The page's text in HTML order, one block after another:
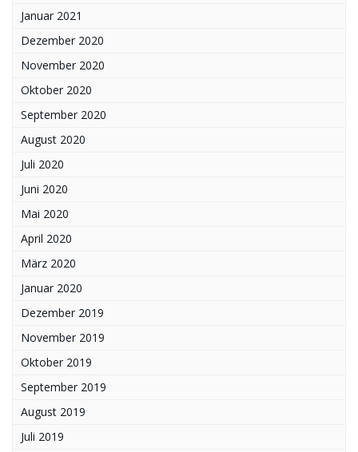
Januar 2021
Dezember 2020
November 2020
Oktober 2020
September 2020
August 2020
Juli 2020
Juni 2020
Mai 2020
April 2020
März 2020
Januar 2020
Dezember 2019
November 2019
Oktober 2019
September 2019
August 2019
Juli 2019